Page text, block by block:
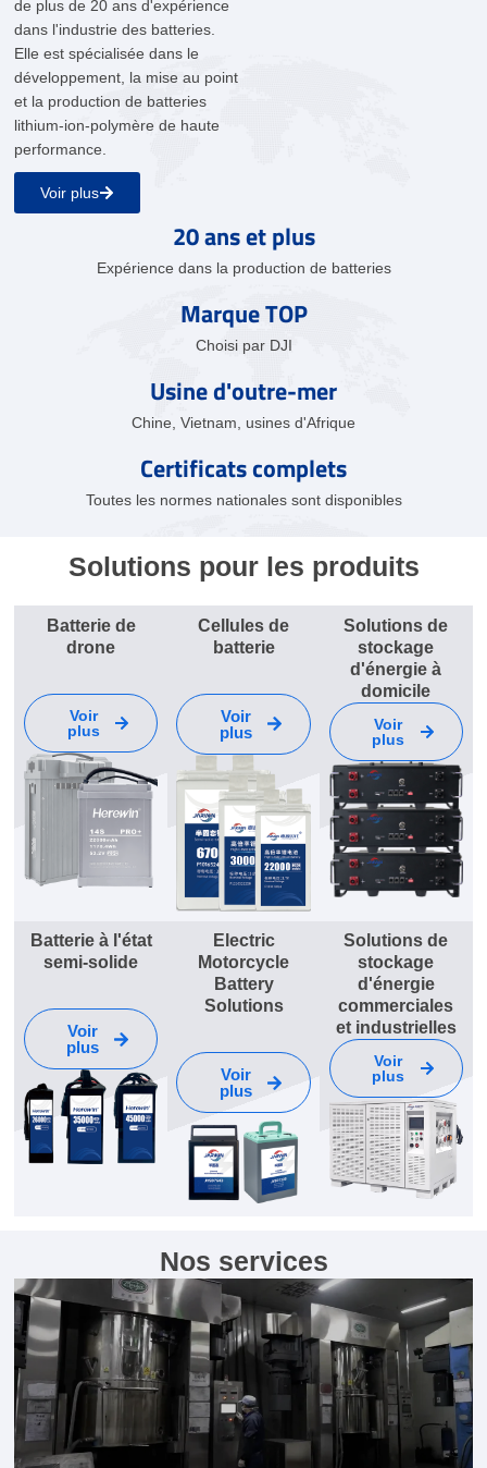
de plus de 20 ans d'expérience
dans l'industrie des batteries.
Elle est spécialisée dans le
développement, la mise au point
et la production de batteries
lithium-ion-polymère de haute
performance.
Voir plus
20 ans et plus
Expérience dans la production de batteries
Marque TOP
Choisi par DJI
Usine d'outre-mer
Chine, Vietnam, usines d'Afrique
Certificats complets
Toutes les normes nationales sont disponibles
Solutions pour les produits
Batterie de
drone
Voir
plus
Cellules de
batterie
Voir
plus
Solutions de
stockage
d'énergie à
domicile
Voir
plus
Batterie à l'état
semi-solide
Voir
plus
Electric
Motorcycle
Battery
Solutions
Voir
plus
Solutions de
stockage
d'énergie
commerciales
et industrielles
Voir
plus
Nos services